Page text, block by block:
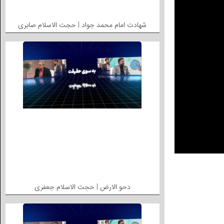
شهادت امام محمد جواد | حجت الاسلام صابری
دحو الارض | حجت الاسلام جعفری